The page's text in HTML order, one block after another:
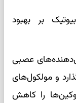
بر بهبود
عصبی
و مولکول‌های
را کاهش